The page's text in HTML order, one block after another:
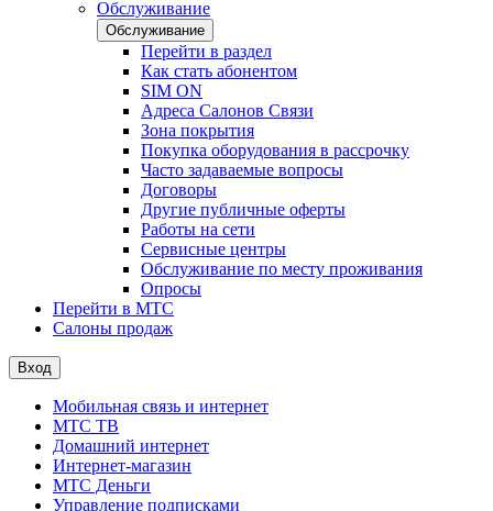
Обслуживание
Обслуживание
Перейти в раздел
Как стать абонентом
SIM ON
Адреса Салонов Связи
Зона покрытия
Покупка оборудования в рассрочку
Часто задаваемые вопросы
Договоры
Другие публичные оферты
Работы на сети
Сервисные центры
Обслуживание по месту проживания
Опросы
Перейти в МТС
Салоны продаж
Вход
Мобильная связь и интернет
МТС ТВ
Домашний интернет
Интернет-магазин
МТС Деньги
Управление подписками